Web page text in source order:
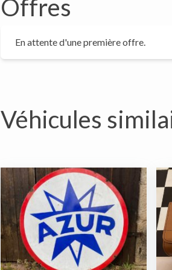
Offres
En attente d'une première offre.
Véhicules